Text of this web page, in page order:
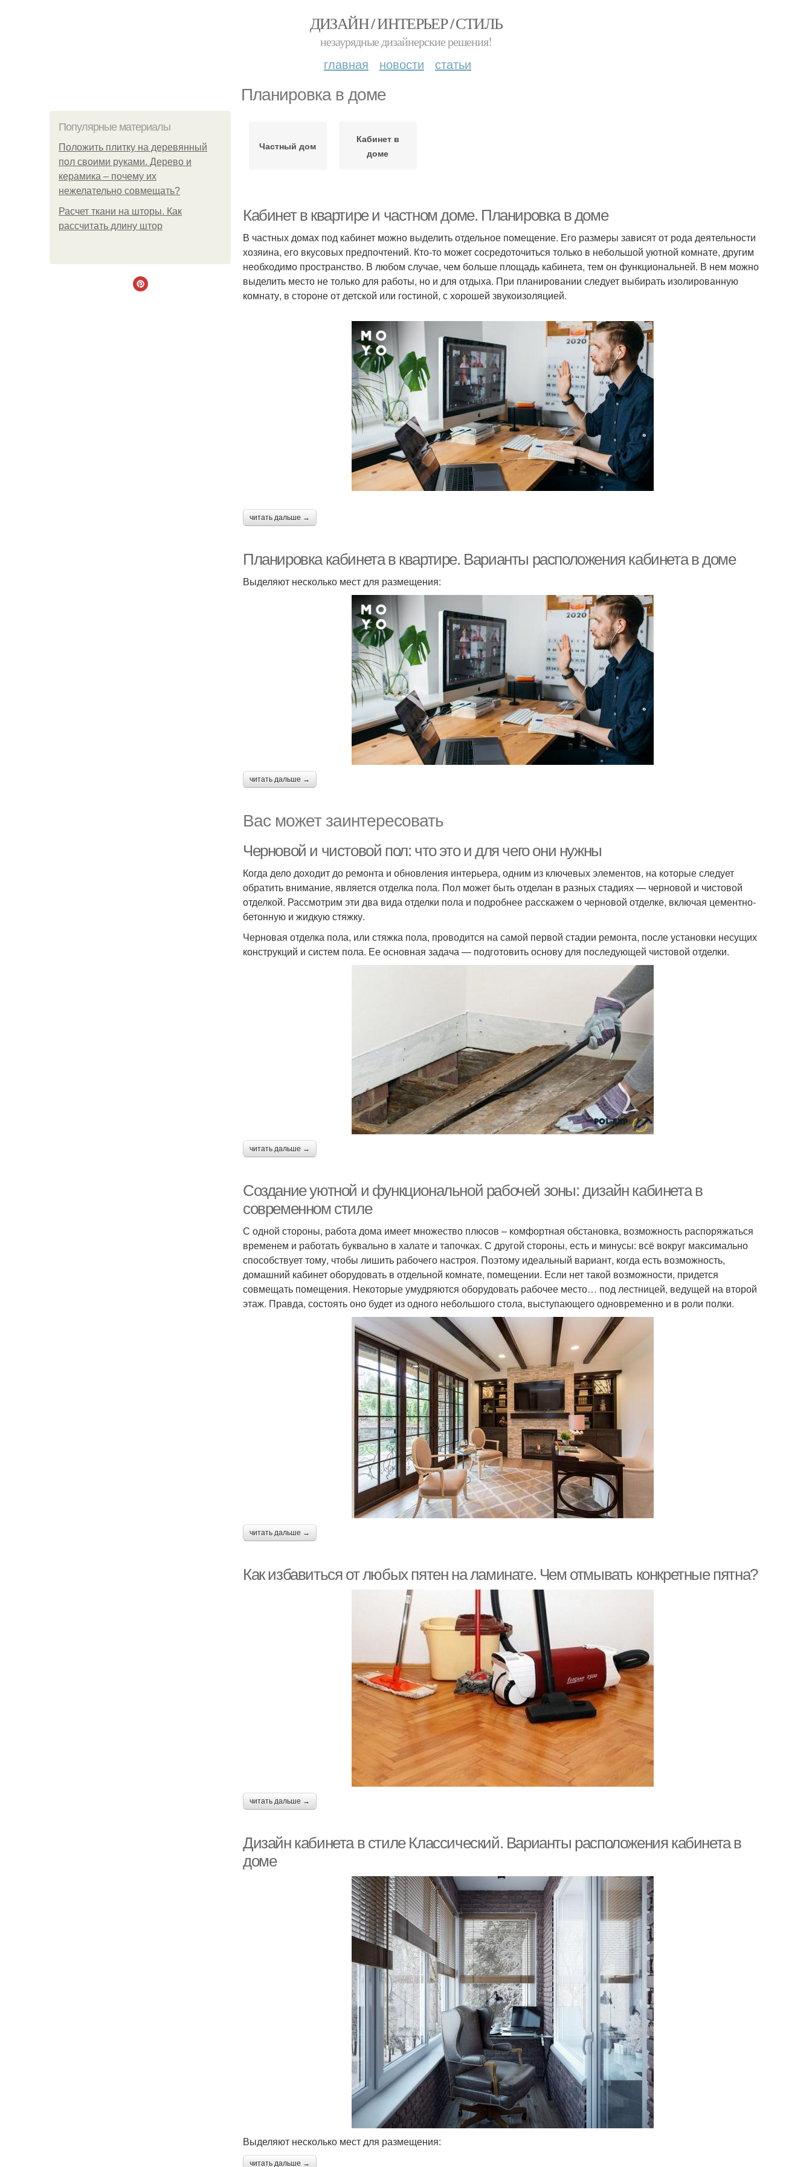
ДИЗАЙН / ИНТЕРЬЕР / СТИЛЬ
незаурядные дизайнерские решения!
главная новости статьи
Планировка в доме
Популярные материалы
Положить плитку на деревянный
пол своими руками. Дерево и
керамика – почему их
нежелательно совмещать?
Расчет ткани на шторы. Как
рассчитать длину штор
Частный дом
Кабинет в
доме
Кабинет в квартире и частном доме. Планировка в доме
В частных домах под кабинет можно выделить отдельное помещение. Его размеры зависят от рода деятельности
хозяина, его вкусовых предпочтений. Кто-то может сосредоточиться только в небольшой уютной комнате, другим
необходимо пространство. В любом случае, чем больше площадь кабинета, тем он функциональней. В нем можно
выделить место не только для работы, но и для отдыха. При планировании следует выбирать изолированную
комнату, в стороне от детской или гостиной, с хорошей звукоизоляцией.
читать дальше →
Планировка кабинета в квартире. Варианты расположения кабинета в доме
Выделяют несколько мест для размещения:
читать дальше →
Вас может заинтересовать
Черновой и чистовой пол: что это и для чего они нужны
Когда дело доходит до ремонта и обновления интерьера, одним из ключевых элементов, на которые следует
обратить внимание, является отделка пола. Пол может быть отделан в разных стадиях — черновой и чистовой
отделкой. Рассмотрим эти два вида отделки пола и подробнее расскажем о черновой отделке, включая цементно-
бетонную и жидкую стяжку.
Черновая отделка пола, или стяжка пола, проводится на самой первой стадии ремонта, после установки несущих
конструкций и систем пола. Ее основная задача — подготовить основу для последующей чистовой отделки.
читать дальше →
Создание уютной и функциональной рабочей зоны: дизайн кабинета в
современном стиле
С одной стороны, работа дома имеет множество плюсов – комфортная обстановка, возможность распоряжаться
временем и работать буквально в халате и тапочках. С другой стороны, есть и минусы: всё вокруг максимально
способствует тому, чтобы лишить рабочего настроя. Поэтому идеальный вариант, когда есть возможность,
домашний кабинет оборудовать в отдельной комнате, помещении. Если нет такой возможности, придется
совмещать помещения. Некоторые умудряются оборудовать рабочее место… под лестницей, ведущей на второй
этаж. Правда, состоять оно будет из одного небольшого стола, выступающего одновременно и в роли полки.
читать дальше →
Как избавиться от любых пятен на ламинате. Чем отмывать конкретные пятна?
читать дальше →
Дизайн кабинета в стиле Классический. Варианты расположения кабинета в
доме
Выделяют несколько мест для размещения:
читать дальше →